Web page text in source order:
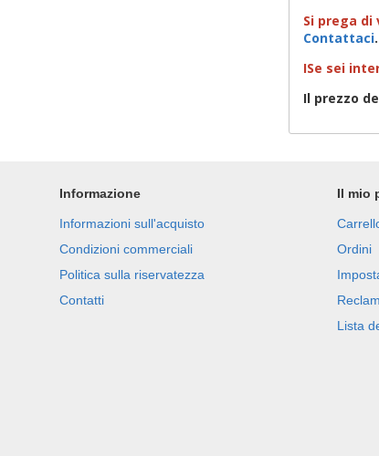
Si prega
Contattaci.
ISe sei
Il prezzo
Informazione
Informazioni sull'acquisto
Condizioni commerciali
Politica sulla riservatezza
Contatti
Il mio
Ordini
Lista